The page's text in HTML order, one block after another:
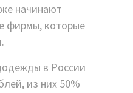
начинают
фирмы, которые
в России
из них 50%